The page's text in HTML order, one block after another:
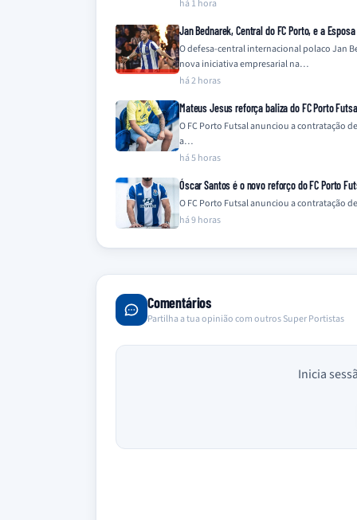
há 1 hora
Jan Bednarek, Central do FC Porto, e a
O defesa-central internacional polaco Jan
nova iniciativa empresarial na…
há 2 horas
Mateus Jesus reforça baliza do FC Porto
O FC Porto Futsal anunciou a contratação
a…
há 5 horas
Óscar Santos é o novo reforço do FC Porto
O FC Porto Futsal anunciou a contratação
há 9 horas
Comentários
Partilha a tua opinião com outros Super Portistas
Inicia